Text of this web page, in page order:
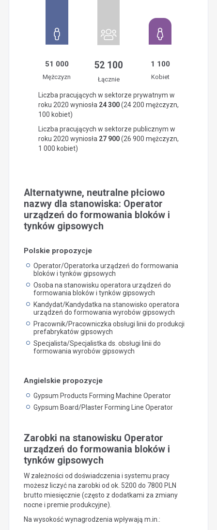
51 000
Mężczyzn
52 100
Łącznie
1 100
Kobiet
Liczba pracujących w sektorze prywatnym w
roku 2020 wyniosła 24 300(24 200 mężczyzn,
100 kobiet)
Liczba pracujących w sektorze publicznym w
roku 2020 wyniosła 27 900(26 900 mężczyzn,
1 000 kobiet)
Alternatywne, neutralne płciowo
nazwy dla stanowiska: Operator
urządzeń do formowania bloków i
tynków gipsowych
Polskie propozycje
Operator/Operatorka urządzeń do formowania
bloków i tynków gipsowych
Osoba na stanowisku operatora urządzeń do
formowania bloków i tynków gipsowych
Kandydat/Kandydatka na stanowisko operatora
urządzeń do formowania wyrobów gipsowych
Pracownik/Pracowniczka obsługi linii do produkcji
prefabrykatów gipsowych
Specjalista/Specjalistka ds. obsługi linii do
formowania wyrobów gipsowych
Angielskie propozycje
Gypsum Products Forming Machine Operator
Gypsum Board/Plaster Forming Line Operator
Zarobki na stanowisku Operator
urządzeń do formowania bloków i
tynków gipsowych
W zależności od doświadczenia i systemu pracy
możesz liczyć na zarobki od ok. 5200 do 7800 PLN
brutto miesięcznie (często z dodatkami za zmiany
nocne i premie produkcyjne).
Na wysokość wynagrodzenia wpływają m.in.: